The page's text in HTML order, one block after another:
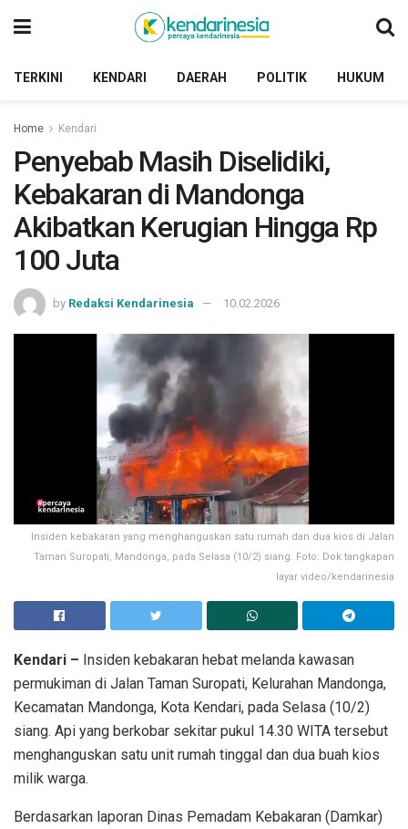
TERKINI KENDARI DAERAH POLITIK HUKUM
Home Kendari
Penyebab Masih Diselidiki,
Kebakaran di Mandonga
Akibatkan Kerugian Hingga Rp
100 Juta
by Redaksi Kendarinesia 10.02.2026
Insiden kebakaran yang menghanguskan satu rumah dan dua kios di Jalan
Taman Suropati, Mandonga, pada Selasa (10/2) siang. Foto: Dok tangkapan
layar video/kendarinesia
Kendari – Insiden kebakaran hebat melanda kawasan
permukiman di Jalan Taman Suropati, Kelurahan Mandonga,
Kecamatan Mandonga, Kota Kendari, pada Selasa (10/2)
siang. Api yang berkobar sekitar pukul 14.30 WITA tersebut
menghanguskan satu unit rumah tinggal dan dua buah kios
milik warga.
Berdasarkan laporan Dinas Pemadam Kebakaran (Damkar)